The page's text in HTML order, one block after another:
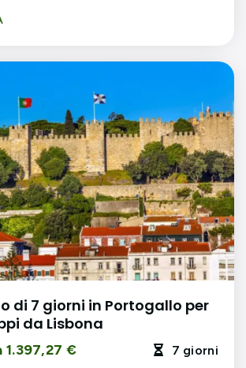
di 7 giorni in Portogallo per
da Lisbona
€ 
7 giorni